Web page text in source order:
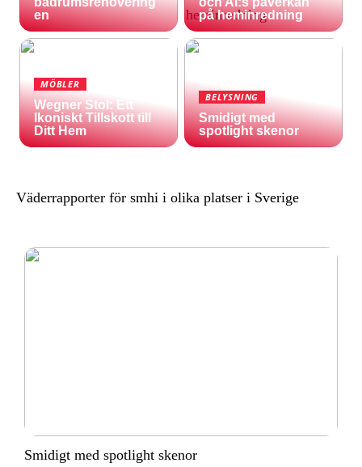
en
på heminredning
MÖBLER
Wegner Stol: Ett
Ikoniskt Tillskott till
Ditt Hem
BELYSNING
Smidigt med
spotlight skenor
Väderrapporter för smhi i olika platser i Sverige
Smidigt med spotlight skenor